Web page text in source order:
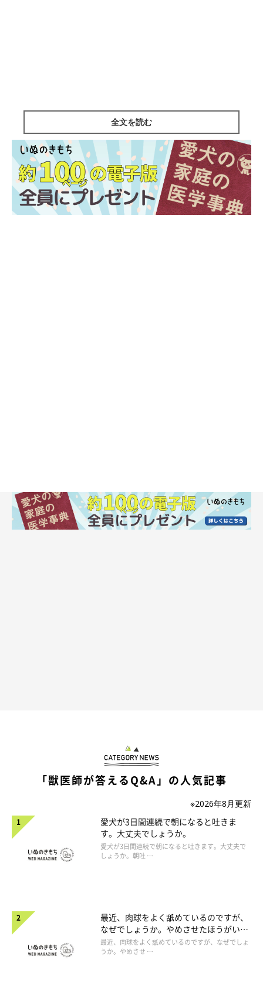
全文を読む
「獣医師が答えるQ&A」の人気記事
※2026年8月更新
愛犬が3日間連続で朝になると吐きま
す。大丈夫でしょうか。
愛犬が3日間連続で朝になると吐きます。大丈夫で
しょうか。朝吐 …
最近、肉球をよく舐めているのですが、
なぜでしょうか。やめさせたほうがいい
のでしょうか。
最近、肉球をよく舐めているのですが、なぜでしょ
うか。やめさせ …